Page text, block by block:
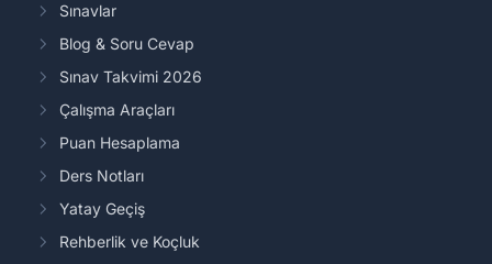
Sınavlar
Blog & Soru Cevap
Sınav Takvimi 2026
Çalışma Araçları
Puan Hesaplama
Ders Notları
Yatay Geçiş
Rehberlik ve Koçluk